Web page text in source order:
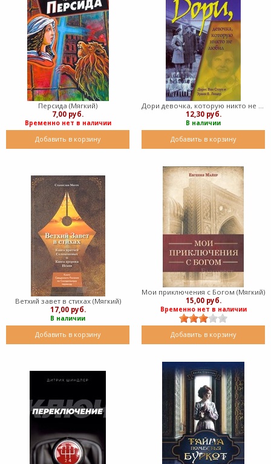
Персида (Мягкий)
7,00 руб.
Временно нет в наличии
Добавить в корзину
12,30 руб.
В наличии
Добавить в корзину
Ветхий завет в стихах (Мягкий)
17,00 руб.
В наличии
Добавить в корзину
Мои приключения с Богом (Мягкий)
15,00 руб.
Временно нет в наличии
Добавить в корзину